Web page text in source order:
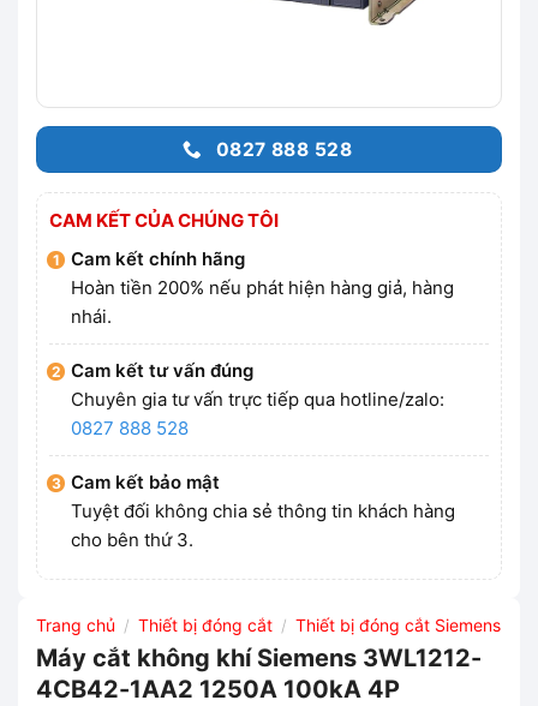
0827 888 528
CAM KẾT CỦA CHÚNG TÔI
Cam kết chính hãng
Hoàn tiền 200% nếu phát hiện hàng giả, hàng
nhái.
Cam kết tư vấn đúng
Chuyên gia tư vấn trực tiếp qua hotline/zalo:
0827 888 528
Cam kết bảo mật
Tuyệt đối không chia sẻ thông tin khách hàng
cho bên thứ 3.
Trang chủ / Thiết bị đóng cắt / Thiết bị đóng cắt Siemens
Máy cắt không khí Siemens 3WL1212-
4CB42-1AA2 1250A 100kA 4P